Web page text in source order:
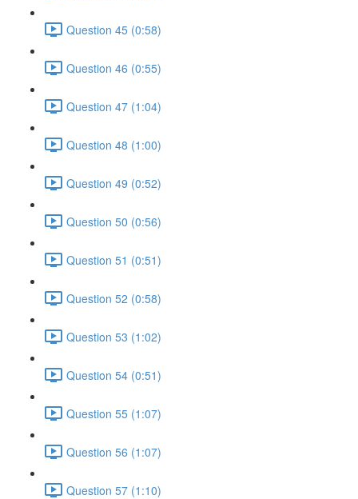
Question 45 (0:58)
Question 46 (0:55)
Question 47 (1:04)
Question 48 (1:00)
Question 49 (0:52)
Question 50 (0:56)
Question 51 (0:51)
Question 52 (0:58)
Question 53 (1:02)
Question 54 (0:51)
Question 55 (1:07)
Question 56 (1:07)
Question 57 (1:10)